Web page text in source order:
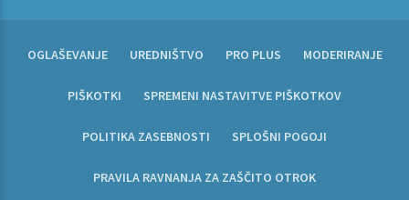
OGLAŠEVANJE UREDNIŠTVO PRO PLUS MODERIRANJE
PIŠKOTKI SPREMENI NASTAVITVE PIŠKOTKOV
POLITIKA ZASEBNOSTI SPLOŠNI POGOJI
PRAVILA RAVNANJA ZA ZAŠČITO OTROK